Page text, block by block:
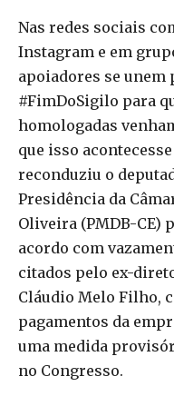
Nas redes sociais
Instagram e em
apoiadores se unem
#FimDoSigilo para
homologadas
que isso
reconduziu o
Presidência da
Oliveira (PMDB-CE)
acordo com
citados pelo ex-
Cláudio Melo Filho,
pagamentos da
uma medida
no Congresso.